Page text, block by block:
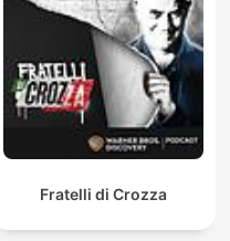
Fratelli di Crozza